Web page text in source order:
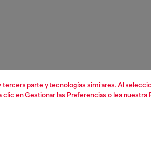
parte y tecnologías similares. Al
clic enGestionar las Preferencias o lea nuestra